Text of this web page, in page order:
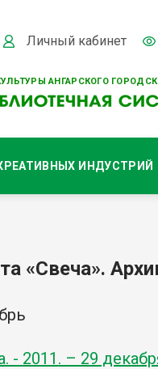
АНГАРСКОГО
Личный кабинет
ИНДУСТРИЙ
«Свеча».
- 2011 . – 29